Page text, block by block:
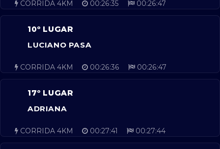
CORRIDA 4KM 00:26:35 00:26:47
10º LUGAR
LUCIANO PASA
CORRIDA 4KM 00:26:36 00:26:47
17º LUGAR
ADRIANA
CORRIDA 4KM 00:27:41 00:27:44